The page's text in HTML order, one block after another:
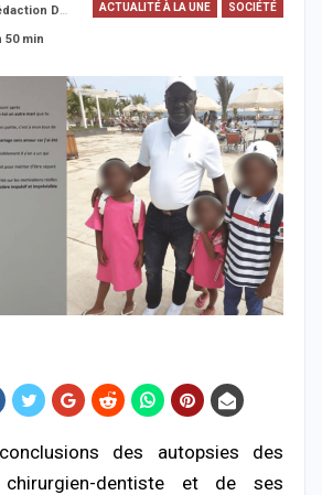
ACTUALITÉ À LA UNE SOCIÉTÉ
De La SenTV.info
50 min
des autopsies des
dentiste et de ses